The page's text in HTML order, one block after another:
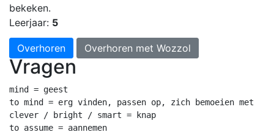
bekeken.
Leerjaar: 5
Overhoren Overhoren met Wozzol
Vragen
mind = geest
to mind = erg vinden, passen op, zich bemoeien met
clever / bright / smart = knap
to assume = aannemen